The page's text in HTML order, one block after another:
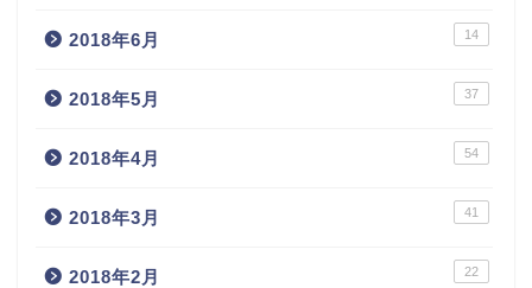
2018年6月 14
2018年5月 37
2018年4月 54
2018年3月 41
2018年2月 22